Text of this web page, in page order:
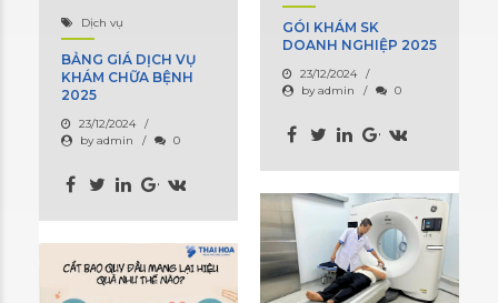
GÓI KHÁM SK
DOANH NGHIỆP 2025
23/12/2024
by admin
0
Dịch vụ
BẢNG GIÁ DỊCH VỤ
KHÁM CHỮA BỆNH
2025
23/12/2024
by admin
0